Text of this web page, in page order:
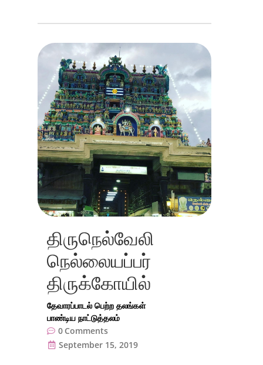
திருநெல்வேலி
நெல்லையப்பர்
திருக்கோயில்
தேவாரப்பாடல் பெற்ற தலங்கள்
பாண்டிய நாட்டுத்தலம்
0 Comments
September 15, 2019